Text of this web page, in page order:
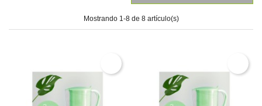
Mostrando 1-8 de 8 artículo(s)